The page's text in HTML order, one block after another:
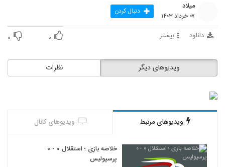
میلاد
۰۷ خرداد ۱۴۰۳ دنبال کردن
دانلود بیشتر ۰ ۰
نظرات ویدیوهای دیگر
ویدیوهای مرتبط ویدیوهای کانال
خلاصه بازی ؛ استقلال ۰ - ۰
پرسپولیس